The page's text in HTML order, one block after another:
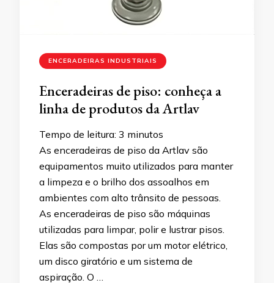
ENCERADEIRAS INDUSTRIAIS
Enceradeiras de piso: conheça a
linha de produtos da Artlav
Tempo de leitura: 3 minutos
As enceradeiras de piso da Artlav são
equipamentos muito utilizados para manter
a limpeza e o brilho dos assoalhos em
ambientes com alto trânsito de pessoas.
As enceradeiras de piso são máquinas
utilizadas para limpar, polir e lustrar pisos.
Elas são compostas por um motor elétrico,
um disco giratório e um sistema de
aspiração. O …